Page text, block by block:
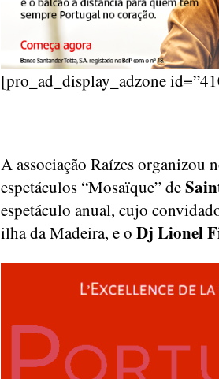
[pro_ad_display_adzone
A associação Raízes organizou
espetáculos “Mosaïque” de
espetáculo anual, cujo
ilha da Madeira, e o Dj Lionel